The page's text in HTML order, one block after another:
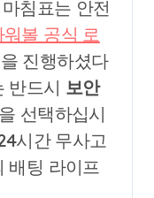
침표는 안전
볼 공식 로
진행하셨다
반드시 보안
선택하십시
시간 무사고
배팅 라이프